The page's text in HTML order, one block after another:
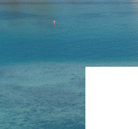
Collection
Application
BATEAUX